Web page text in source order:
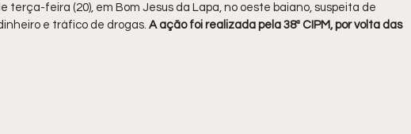
terça-feira (20), em Bom Jesus da Lapa, no oeste baiano, suspeita de
e tráfico de drogas. A ação foi realizada pela 38ª CIPM, por volta das